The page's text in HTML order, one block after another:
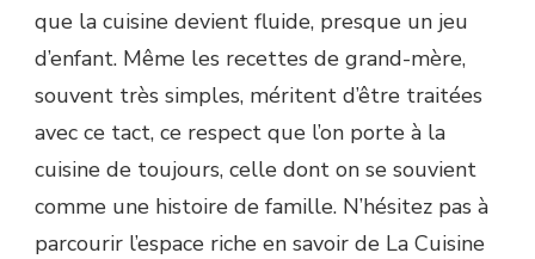
que la cuisine devient fluide, presque un jeu
d’enfant. Même les recettes de grand-mère,
souvent très simples, méritent d’être traitées
avec ce tact, ce respect que l’on porte à la
cuisine de toujours, celle dont on se souvient
comme une histoire de famille. N’hésitez pas à
parcourir l’espace riche en savoir de La Cuisine